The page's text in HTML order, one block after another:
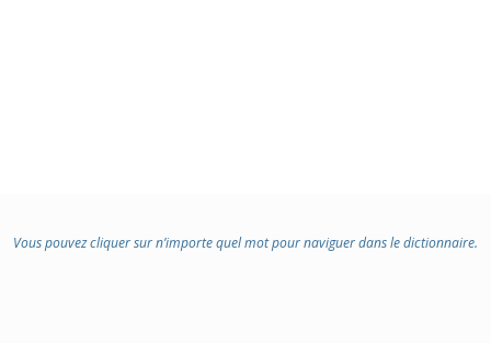
Vous pouvez cliquer sur n’importe quel mot pour naviguer dans le dictionnaire.